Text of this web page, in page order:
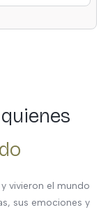
vivieron el mundo
sus emociones y